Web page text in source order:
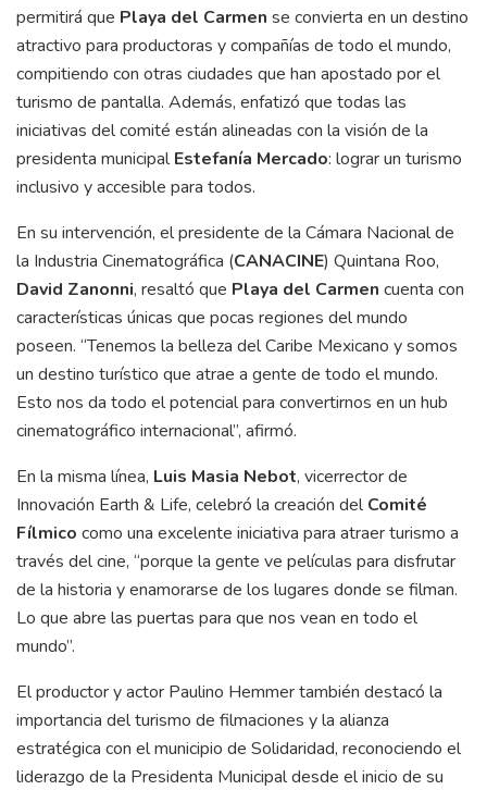
permitirá que Playa del Carmen se convierta en un destino
atractivo para productoras y compañías de todo el mundo,
compitiendo con otras ciudades que han apostado por el
turismo de pantalla. Además, enfatizó que todas las
iniciativas del comité están alineadas con la visión de la
presidenta municipalEstefanía Mercado: lograr un turismo
inclusivo y accesible para todos.
En su intervención, el presidente de la Cámara Nacional de
la Industria Cinematográfica (CANACINE) Quintana Roo,
David Zanonni, resaltó que Playa del Carmen cuenta con
características únicas que pocas regiones del mundo
poseen. “Tenemos la belleza del Caribe Mexicano y somos
un destino turístico que atrae a gente de todo el mundo.
Esto nos da todo el potencial para convertirnos en un hub
cinematográfico internacional”, afirmó.
En la misma línea, Luis Masia Nebot, vicerrector de
Innovación Earth & Life, celebró la creación delComité
Fílmico como una excelente iniciativa para atraer turismo a
través del cine, “porque la gente ve películas para disfrutar
de la historia y enamorarse de los lugares donde se filman.
Lo que abre las puertas para que nos vean en todo el
mundo”.
El productor y actor Paulino Hemmer también destacó la
importancia del turismo de filmaciones y la alianza
estratégica con el municipio de Solidaridad, reconociendo el
liderazgo de la Presidenta Municipal desde el inicio de su